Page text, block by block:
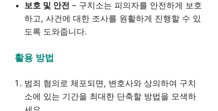
보호 및 안전 – 구치소는 피의자를 안전하게 보호
하고, 사건에 대한 조사를 원활하게 진행할 수 있
도록 도와줍니다.
활용 방법
범죄 혐의로 체포되면, 변호사와 상의하여 구치
소에 있는 기간을 최대한 단축할 방법을 모색하